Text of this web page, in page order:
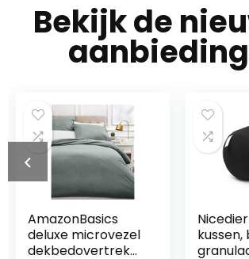
Bekijk de
AmazonBasics
deluxe microvezel
dekbedovertrek
kussen,